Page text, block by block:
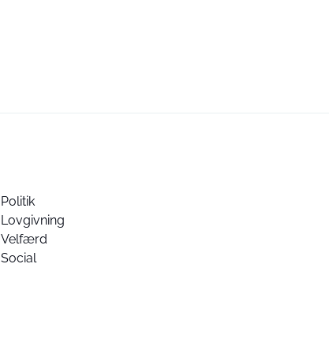
Politik
Lovgivning
Velfærd
Social